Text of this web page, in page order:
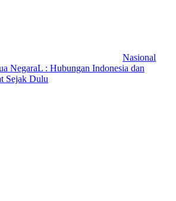
Nasional
NegaraL : Hubungan Indonesia dan
Sejak Dulu